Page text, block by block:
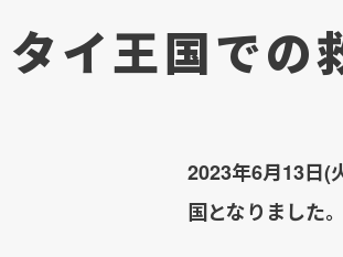
タイ王国での
2023年6月13日(
国となりました。